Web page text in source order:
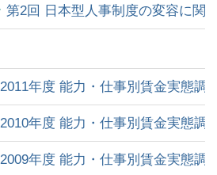
第2回 日本型人事制度の変容に関
2011年度 能力・仕事別賃金実態調
2010年度 能力・仕事別賃金実態調
2009年度 能力・仕事別賃金実態調